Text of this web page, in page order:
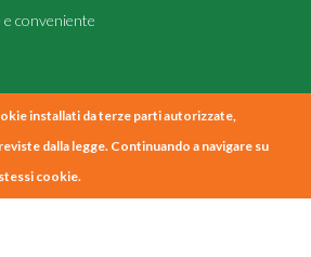
conveniente
installati da terze parti autorizzate,
dalla legge. Continuando a navigare su
cookie.